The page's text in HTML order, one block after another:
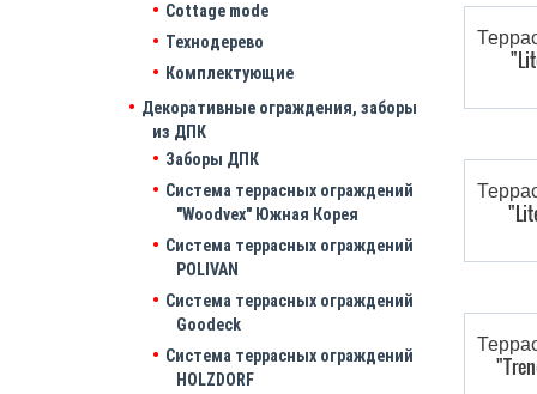
Cottage mode
Технодерево
Комплектующие
Декоративные ограждения, заборы
из ДПК
Заборы ДПК
Система террасных ограждений
"Woodvex" Южная Корея
Система террасных ограждений
POLIVAN
Система террасных ограждений
Goodeck
Система террасных ограждений
HOLZDORF